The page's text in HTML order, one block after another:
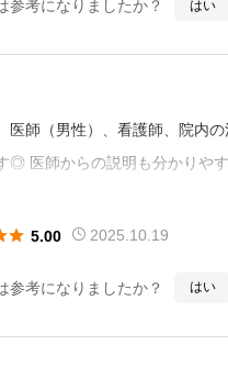
す。伊東先生の診察は丁寧でわ
、私や家族、他の人に何かあっ
いと勧めたいほどです。これか
りたいと思っています。（
参考になりましたか？ はい
医師（男性）、看護師、院内の
◎ 医師からの説明も分かりや
りましたm(._.)m（Google Map
 5.00 2025.10.19
参考になりましたか？ はい